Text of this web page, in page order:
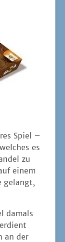
Spiel –
es
zu
einem
gelangt,
damals
an der